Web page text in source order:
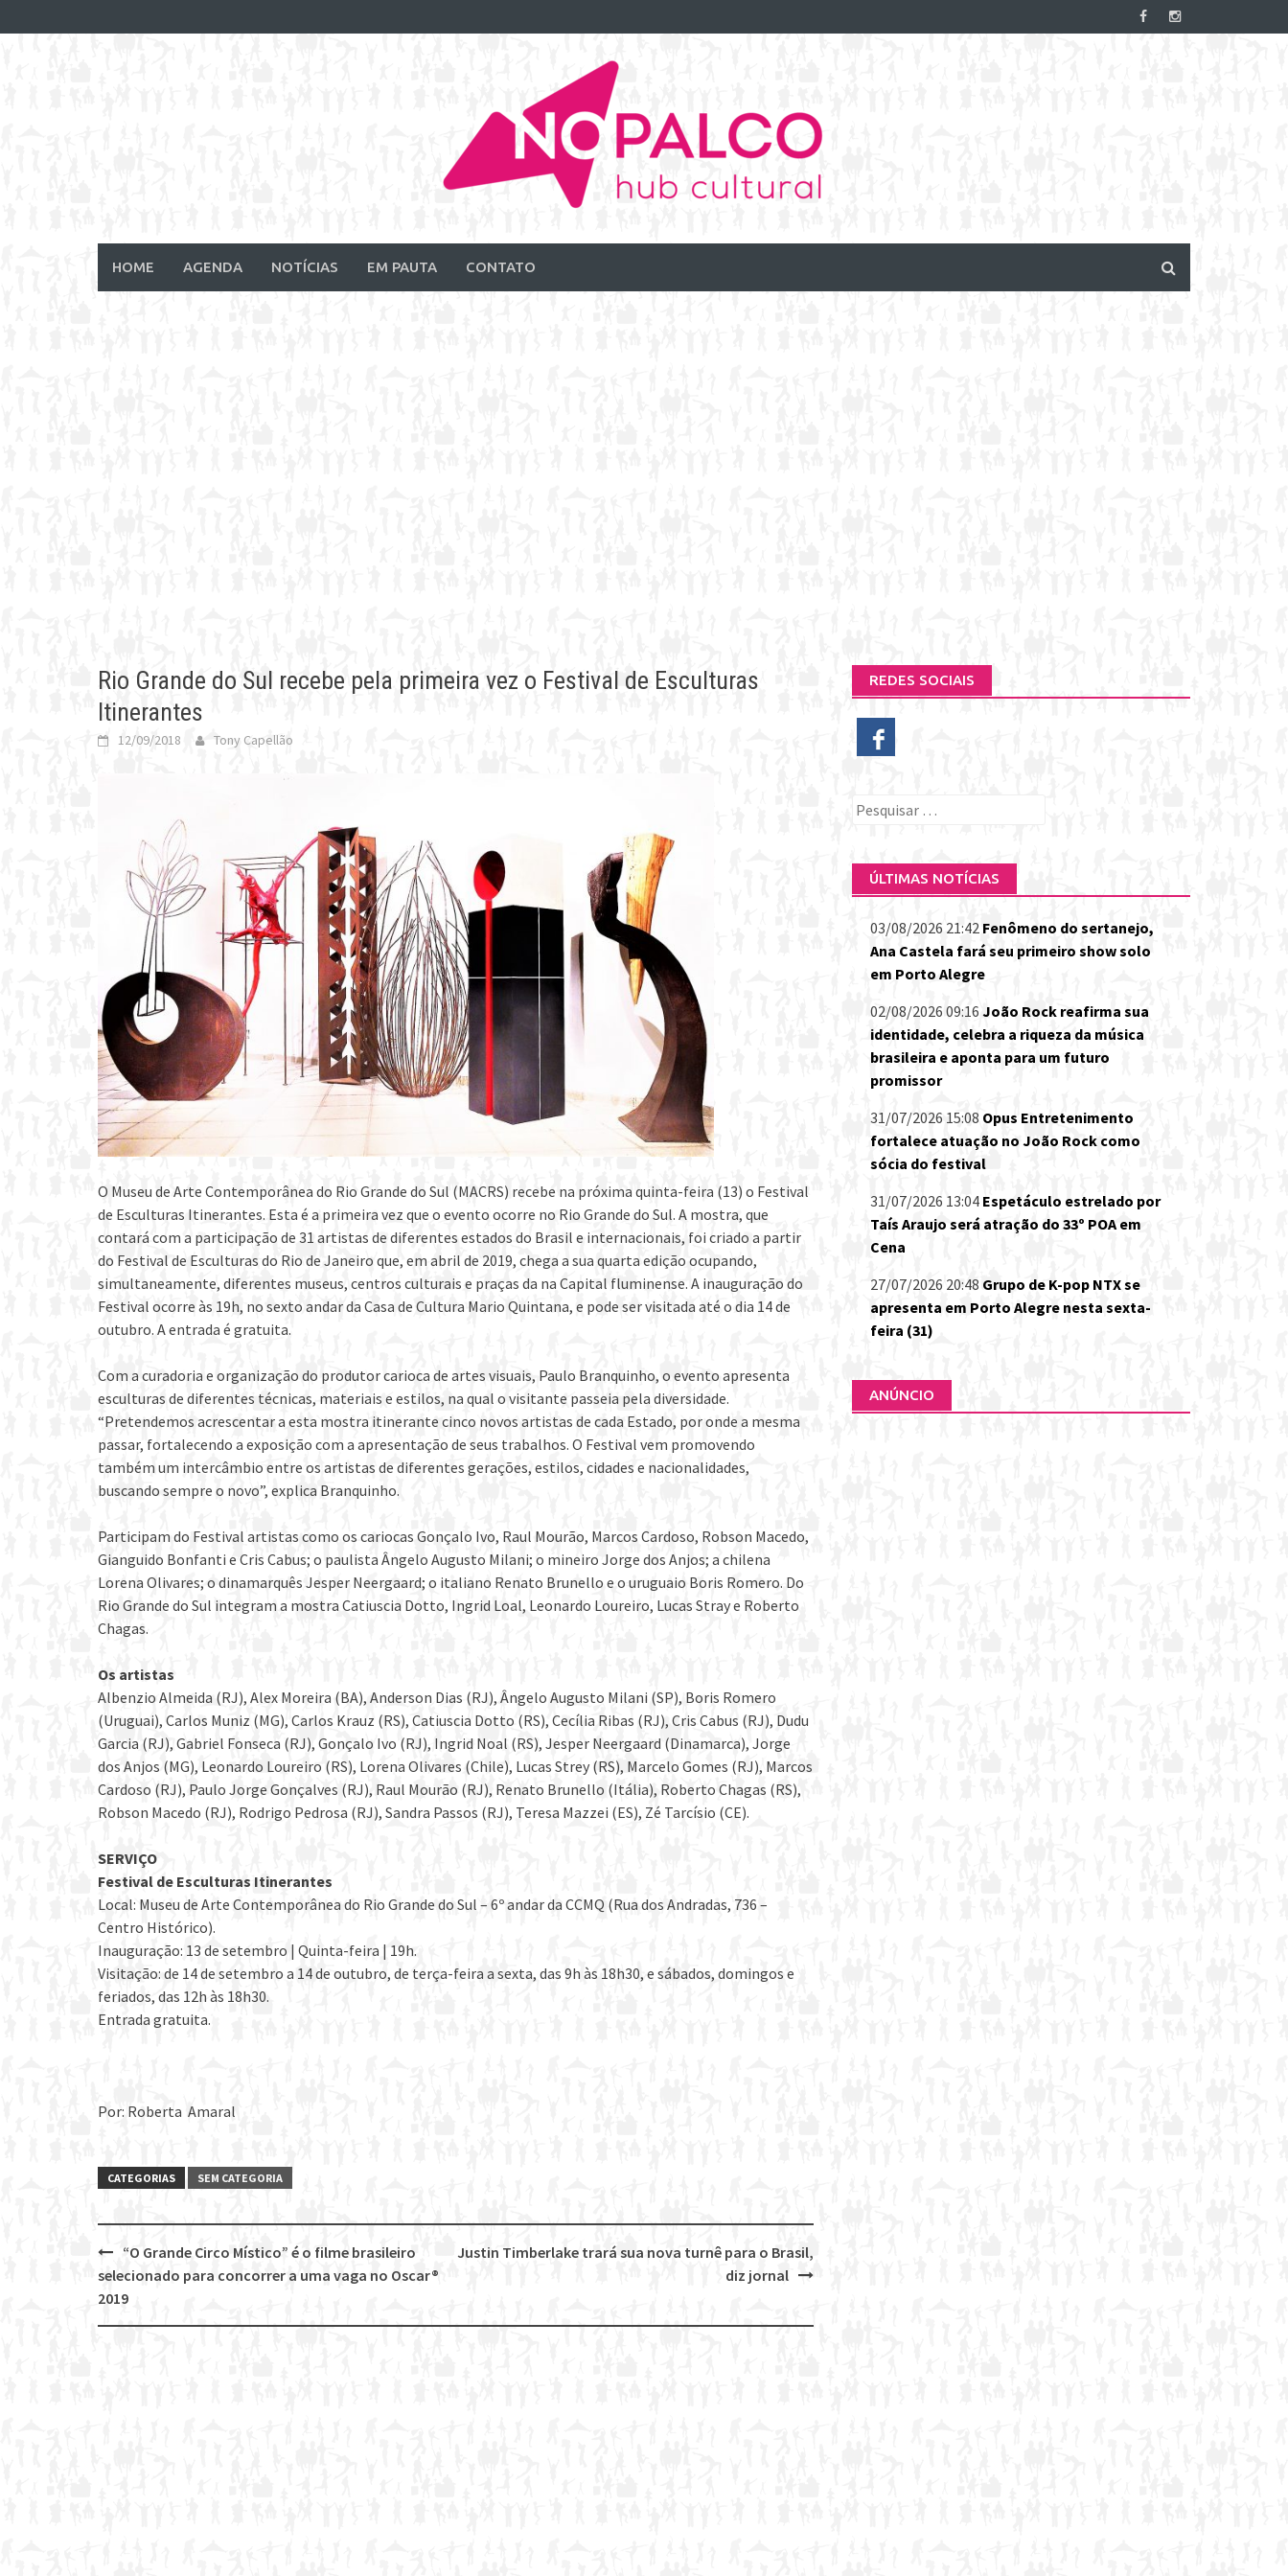
to
HOME AGENDA NOTÍCIAS EM PAUTA CONTATO
Rio Grande do Sul recebe pela primeira vez o Festival de Esculturas
Itinerantes
12/09/2018 Tony Capellão
O Museu de Arte Contemporânea do Rio Grande do Sul (MACRS) recebe na próxima quinta-feira (13) o Festival
de Esculturas Itinerantes. Esta é a primeira vez que o evento ocorre no Rio Grande do Sul. A mostra, que
contará com a participação de 31 artistas de diferentes estados do Brasil e internacionais, foi criado a partir
do Festival de Esculturas do Rio de Janeiro que, em abril de 2019, chega a sua quarta edição ocupando,
simultaneamente, diferentes museus, centros culturais e praças da na Capital fluminense. A inauguração do
Festival ocorre às 19h, no sexto andar da Casa de Cultura Mario Quintana, e pode ser visitada até o dia 14 de
outubro. A entrada é gratuita.
Com a curadoria e organização do produtor carioca de artes visuais, Paulo Branquinho, o evento apresenta
esculturas de diferentes técnicas, materiais e estilos, na qual o visitante passeia pela diversidade.
“Pretendemos acrescentar a esta mostra itinerante cinco novos artistas de cada Estado, por onde a mesma
passar, fortalecendo a exposição com a apresentação de seus trabalhos. O Festival vem promovendo
também um intercâmbio entre os artistas de diferentes gerações, estilos, cidades e nacionalidades,
buscando sempre o novo”, explica Branquinho.
Participam do Festival artistas como os cariocas Gonçalo Ivo, Raul Mourão, Marcos Cardoso, Robson Macedo,
Gianguido Bonfanti e Cris Cabus; o paulista Ângelo Augusto Milani; o mineiro Jorge dos Anjos; a chilena
Lorena Olivares; o dinamarquês Jesper Neergaard; o italiano Renato Brunello e o uruguaio Boris Romero. Do
Rio Grande do Sul integram a mostra Catiuscia Dotto, Ingrid Loal, Leonardo Loureiro, Lucas Stray e Roberto
Chagas.
Os artistas
Albenzio Almeida (RJ), Alex Moreira (BA), Anderson Dias (RJ), Ângelo Augusto Milani (SP), Boris Romero
(Uruguai), Carlos Muniz (MG), Carlos Krauz (RS), Catiuscia Dotto (RS), Cecília Ribas (RJ), Cris Cabus (RJ), Dudu
Garcia (RJ), Gabriel Fonseca (RJ), Gonçalo Ivo (RJ), Ingrid Noal (RS), Jesper Neergaard (Dinamarca), Jorge
dos Anjos (MG), Leonardo Loureiro (RS), Lorena Olivares (Chile), Lucas Strey (RS), Marcelo Gomes (RJ), Marcos
Cardoso (RJ), Paulo Jorge Gonçalves (RJ), Raul Mourão (RJ), Renato Brunello (Itália), Roberto Chagas (RS),
Robson Macedo (RJ), Rodrigo Pedrosa (RJ), Sandra Passos (RJ), Teresa Mazzei (ES), Zé Tarcísio (CE).
SERVIÇO
Festival de Esculturas Itinerantes
Local: Museu de Arte Contemporânea do Rio Grande do Sul – 6º andar da CCMQ (Rua dos Andradas, 736 –
Centro Histórico).
Inauguração: 13 de setembro | Quinta-feira | 19h.
Visitação: de 14 de setembro a 14 de outubro, de terça-feira a sexta, das 9h às 18h30, e sábados, domingos e
feriados, das 12h às 18h30.
Entrada gratuita.
Por: Roberta Amaral
CATEGORIAS SEM CATEGORIA
Post
navigation
Justin Timberlake trará sua nova turnê para o Brasil,
diz jornal
“O Grande Circo Místico” é o filme brasileiro
selecionado para concorrer a uma vaga no Oscar®
2019
REDES SOCIAIS
Pesquisar
ÚLTIMAS NOTÍCIAS
03/08/2026 21:42 Fenômeno do sertanejo,
Ana Castela fará seu primeiro show solo
em Porto Alegre
02/08/2026 09:16 João Rock reafirma sua
identidade, celebra a riqueza da música
brasileira e aponta para um futuro
promissor
31/07/2026 15:08 Opus Entretenimento
fortalece atuação no João Rock como
sócia do festival
31/07/2026 13:04 Espetáculo estrelado por
Taís Araujo será atração do 33º POA em
Cena
27/07/2026 20:48 Grupo de K-pop NTX se
apresenta em Porto Alegre nesta sexta-
feira (31)
ANÚNCIO